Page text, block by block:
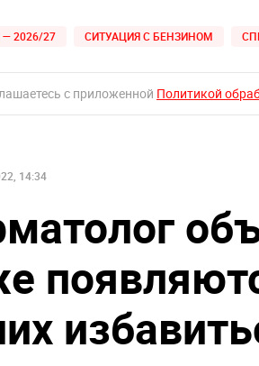
2026/27 СИТУАЦИЯ С БЕНЗИНОМ
с приложенной Политикой
14:34